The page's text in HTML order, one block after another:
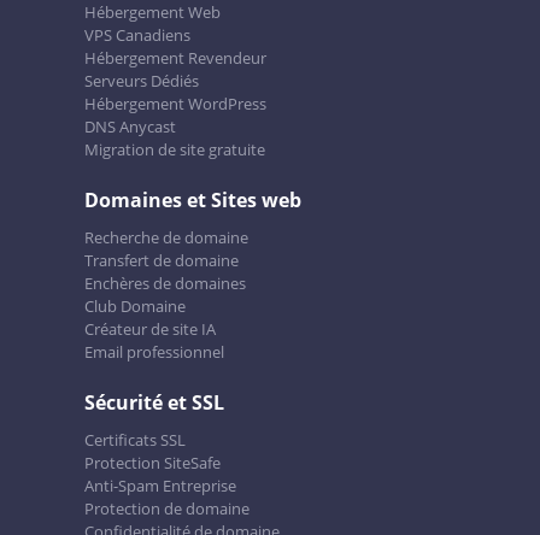
Hébergement Web
VPS Canadiens
Hébergement Revendeur
Serveurs Dédiés
Hébergement WordPress
DNS Anycast
Migration de site gratuite
Domaines et Sites web
Recherche de domaine
Transfert de domaine
Enchères de domaines
Club Domaine
Créateur de site IA
Email professionnel
Sécurité et SSL
Certificats SSL
Protection SiteSafe
Anti-Spam Entreprise
Protection de domaine